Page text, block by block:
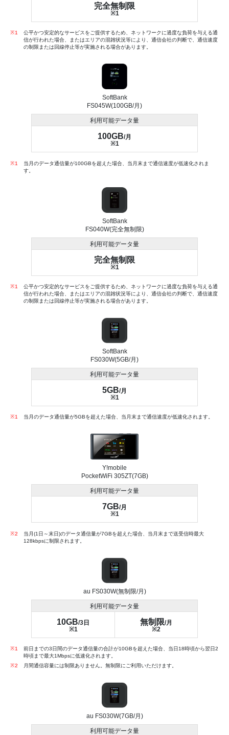
完全無制限
※1
※1
公平かつ安定的なサービスをご提供するため、ネットワークに過度な負荷を与える通
信が行われた場合、またはエリアの混雑状況等により、通信会社の判断で、通信速度
の制限または回線停止等が実施される場合があります。
SoftBank
FS045W(100GB/月)
利用可能データ量
100GB/月
※1
※1
当月のデータ通信量が100GBを超えた場合、当月末まで通信速度が低速化されま
す。
SoftBank
FS040W(完全無制限)
利用可能データ量
完全無制限
※1
※1
公平かつ安定的なサービスをご提供するため、ネットワークに過度な負荷を与える通
信が行われた場合、またはエリアの混雑状況等により、通信会社の判断で、通信速度
の制限または回線停止等が実施される場合があります。
SoftBank
FS030W(5GB/月)
利用可能データ量
5GB/月
※1
※1 当月のデータ通信量が5GBを超えた場合、当月末まで通信速度が低速化されます。
Y!mobile
PocketWiFi 305ZT(7GB)
利用可能データ量
7GB/月
※1
※2
当月(1日～末日)のデータ通信量が7GBを超えた場合、当月末まで送受信時最大
128kbpsに制限されます。
au FS030W(無制限/月)
利用可能データ量
10GB/3日
※1
無制限/月
※2
※1
前日までの3日間のデータ通信量の合計が10GBを超えた場合、当日18時頃から翌日2
時頃まで最大1Mbpsに低速化されます。
※2
月間通信容量には制限ありません。無制限にご利用いただけます。
au FS030W(7GB/月)
利用可能データ量